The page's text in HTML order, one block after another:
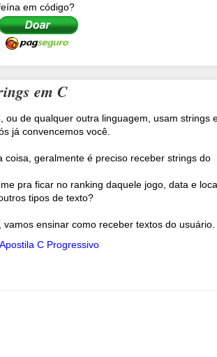
em código?
em C
ou de qualquer outra linguagem, usam strings
já convencemos você.
coisa, geralmente é preciso receber strings do
pra ficar no ranking daquele jogo, data e
tipos de texto?
, vamos ensinar como receber textos do usuário.
Apostila C Progressivo